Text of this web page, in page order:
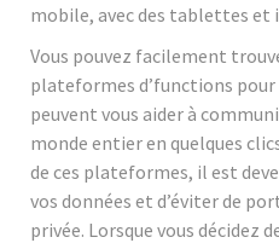
mobile, avec des tablettes et
Vous pouvez facilement
plateformes d’functions pour
peuvent vous aider à
monde entier en quelques
de ces plateformes, il est
vos données et d’éviter de
privée. Lorsque vous décidez